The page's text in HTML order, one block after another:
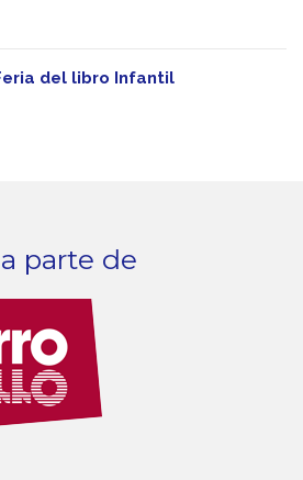
del libro Infantil
parte de